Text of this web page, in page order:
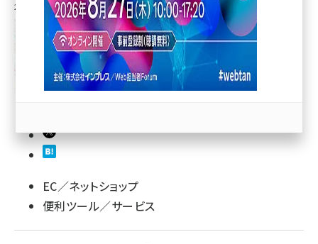
z世代 (1623)
meo (1277)
llmo (1167)
2022年8月22日 7:01
EC／ネットショップ
便利ツール／サービス